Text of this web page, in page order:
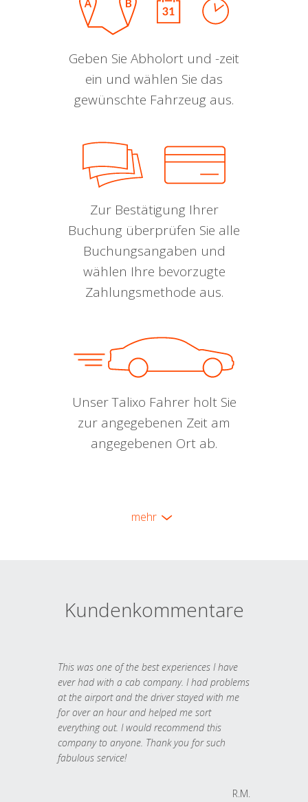
Geben Sie Abholort und -zeit
ein und wählen Sie das
gewünschte Fahrzeug aus.
Zur Bestätigung Ihrer
Buchung überprüfen Sie alle
Buchungsangaben und
wählen Ihre bevorzugte
Zahlungsmethode aus.
Unser Talixo Fahrer holt Sie
zur angegebenen Zeit am
angegebenen Ort ab.
mehr
Kundenkommentare
This was one of the best experiences I have
ever had with a cab company. I had problems
at the airport and the driver stayed with me
for over an hour and helped me sort
everything out. I would recommend this
company to anyone. Thank you for such
fabulous service!
R.M.